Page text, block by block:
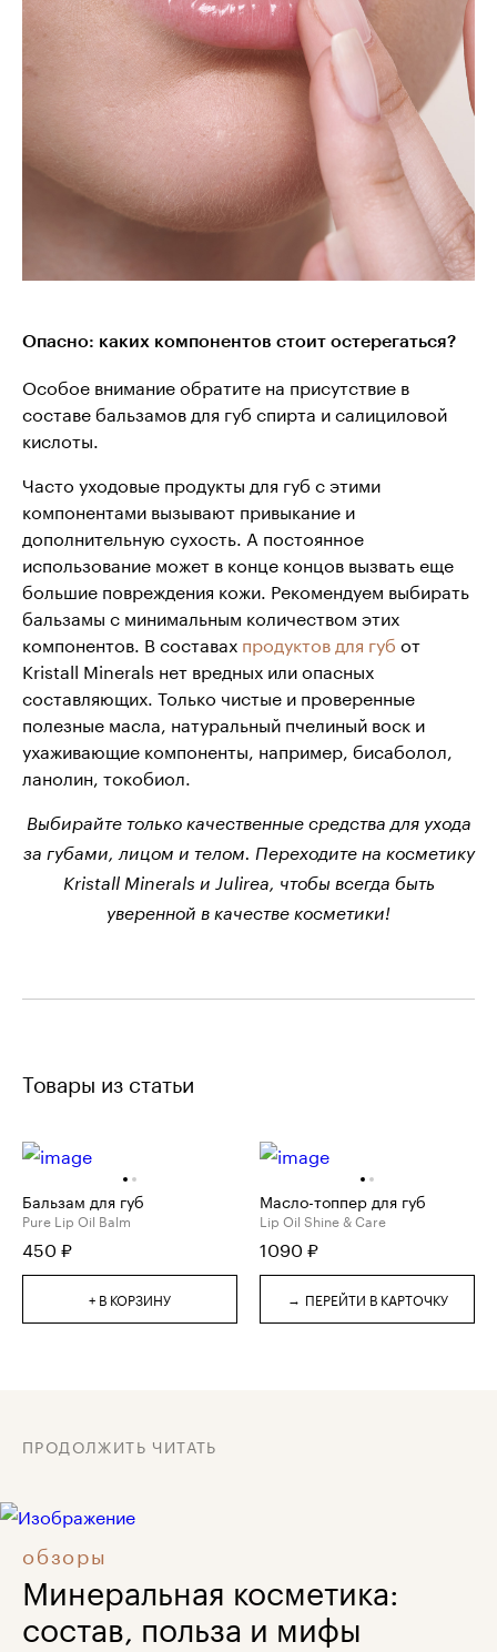
Опасно: каких компонентов стоит остерегаться?
Особое внимание обратите на присутствие в
составе бальзамов для губ спирта и салициловой
кислоты.
Часто уходовые продукты для губ с этими
компонентами вызывают привыкание и
дополнительную сухость. А постоянное
использование может в конце концов вызвать еще
большие повреждения кожи. Рекомендуем выбирать
бальзамы с минимальным количеством этих
компонентов. В составах продуктов для губ от
Kristall Minerals нет вредных или опасных
составляющих. Только чистые и проверенные
полезные масла, натуральный пчелиный воск и
ухаживающие компоненты, например, бисаболол,
ланолин, токобиол.
Выбирайте только качественные средства для ухода
за губами, лицом и телом. Переходите на косметику
Kristall Minerals и Julirea, чтобы всегда быть
уверенной в качестве косметики!
Товары из статьи
Бальзам для губ
Pure Lip Oil Balm
450 ₽
+ В КОРЗИНУ
Масло-топпер для губ
Lip Oil Shine & Care
1090 ₽
→ ПЕРЕЙТИ В КАРТОЧКУ
ПРОДОЛЖИТЬ ЧИТАТЬ
обзоры
Минеральная косметика:
состав, польза и мифы